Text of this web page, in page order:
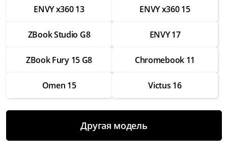
от 3 500 ₽
от 3 500 ₽
Замена SSD
Замена HDD
ENVY x360 13 ENVY x360 15
ZBook Studio G8 ENVY 17
ZBook Fury 15 G8 Chromebook 11
Omen 15 Victus 16
Другая модель